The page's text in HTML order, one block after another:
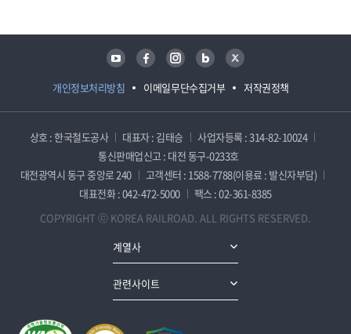
개인정보처리방침 이메일무단수집거부 저작권정책
유튜브 페이스북 인스타그램 블로그 트위터
상호 : 한국철도공사 대표자 : 김태승
사업자등록 : 314-82-10024
통신판매업신고 : 대전 동구-0233호
대전광역시 동구 중앙로 240
고객센터 : 1588-7788(이용료 : 발신자부담)
대표전화 : 042-472-5000
팩스 : 02-361-8385
COPYRIGHT ⓒ KOREA RAILROAD. ALL RIGHTS RESERVED.
계열사
관련사이트